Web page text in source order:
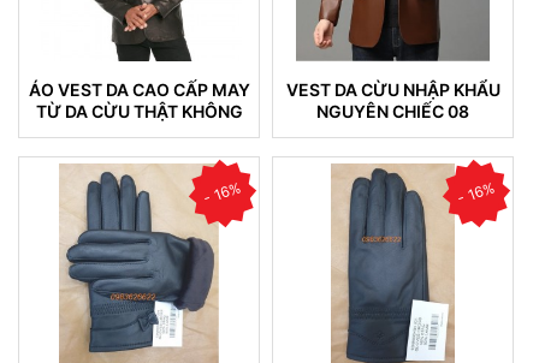
ÁO VEST DA CAO CẤP MAY
TỪ DA CỪU THẬT KHÔNG
NỔ DA (VEST 05)
VEST DA CỪU NHẬP KHẨU
NGUYÊN CHIẾC 08
- 16% - 16%